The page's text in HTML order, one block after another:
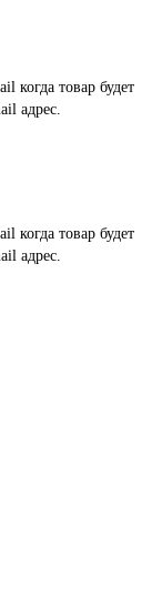
когда товар будет
адрес.
когда товар будет
адрес.